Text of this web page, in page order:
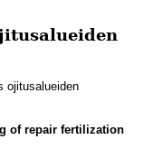
ojitusalueiden
of repair fertilization